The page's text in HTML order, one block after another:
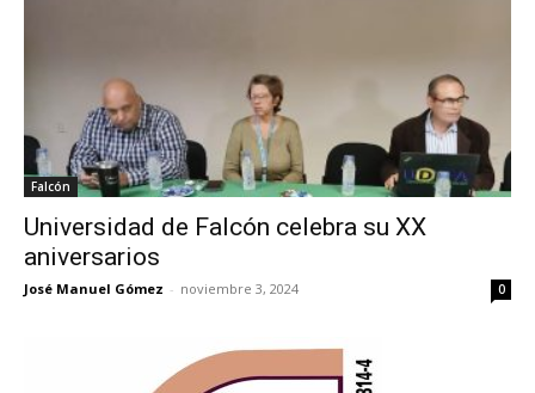
Falcón
Universidad de Falcón celebra su XX
aniversarios
José Manuel Gómez - noviembre 3, 2024 0